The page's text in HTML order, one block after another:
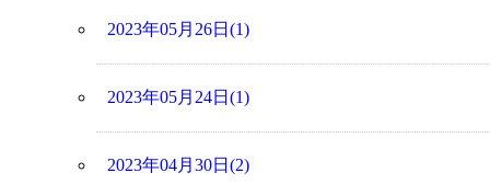
2023年05月26日(1)
2023年05月24日(1)
2023年04月30日(2)